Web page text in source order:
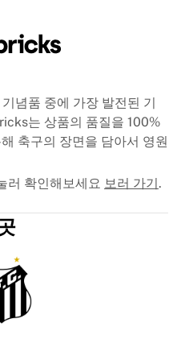
념품 중에 가장 발전된 기
는 상품의 품질을 100%
축구의 장면을 담아서 영원
러 확인해보세요 보러 가기.